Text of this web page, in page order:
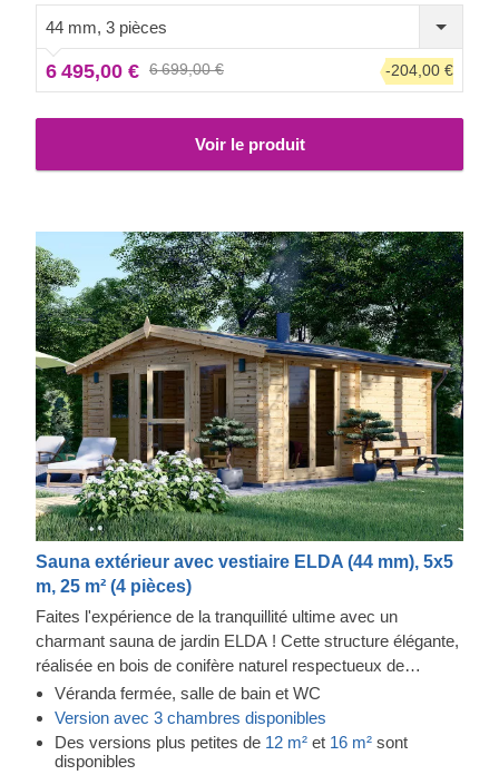
style !
44 mm, 3 pièces
6 495,00 € 6 699,00 € -204,00 €
Voir le produit
Sauna extérieur avec vestiaire ELDA (44 mm), 5x5
m, 25 m² (4 pièces)
Faites l'expérience de la tranquillité ultime avec un
charmant sauna de jardin ELDA ! Cette structure élégante,
réalisée en bois de conifère naturel respectueux de
l'environnement, vous offrira un lieu de détente agréable
pour passer des moments de tranquilité seul, avec votre
famille ou entre amis. Profitez des bienfaits de la chaleur et
de l'odeur naturelle des conifères pour votre corps et votre
Véranda fermée, salle de bain et WC
Version avec 3 chambres disponibles
Des versions plus petites de 12 m² et 16 m² sont
disponibles